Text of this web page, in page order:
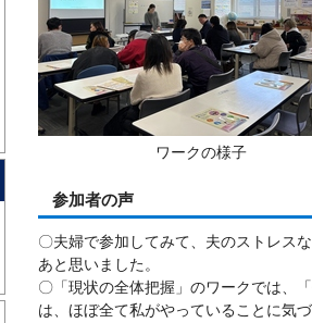
ワークの様子
参加者の声
〇夫婦で参加してみて、夫のストレス
あと思いました。
〇「現状の全体把握」のワークでは、
は、ほぼ全て私がやっていることに気